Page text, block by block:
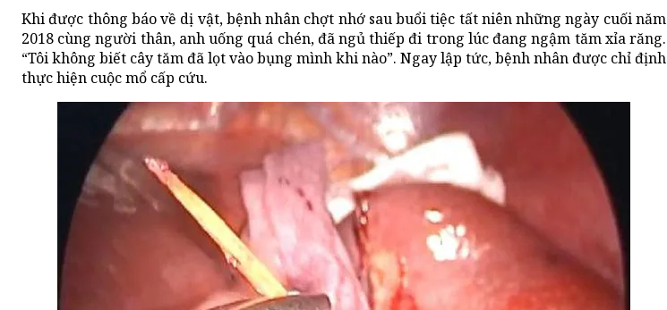
Khi được thông báo về dị vật, bệnh nhân chợt nhớ sau buổi tiệc tất niên những ngày cuối năm
2018 cùng người thân, anh uống quá chén, đã ngủ thiếp đi trong lúc đang ngậm tăm xỉa răng.
“Tôi không biết cây tăm đã lọt vào bụng mình khi nào”. Ngay lập tức, bệnh nhân được chỉ định
thực hiện cuộc mổ cấp cứu.